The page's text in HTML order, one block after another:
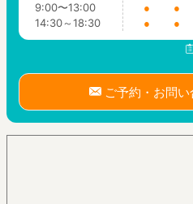
9:00〜13:00
14:30～18:30
●
●
●
●
ご予約・お問い